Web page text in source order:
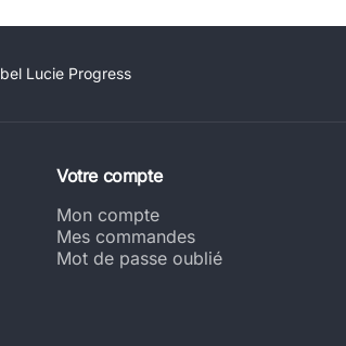
Lucie Progress
Votre compte
Mon compte
Mes commandes
Mot de passe oublié